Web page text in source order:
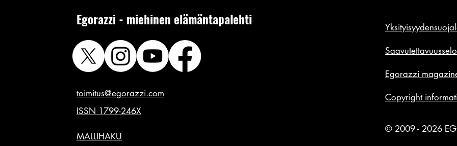
männävuosien pontevimmat povet:
Sophie Dee bikinimallina - onko
tuo nyt edes asu? ✪
Egorazzi - miehinen elämäntapalehti
toimitus@egorazzi.com
ISSN 1799-246X
MALLIHAKU
Egorazzi
Copyright
© 2009 - 2026